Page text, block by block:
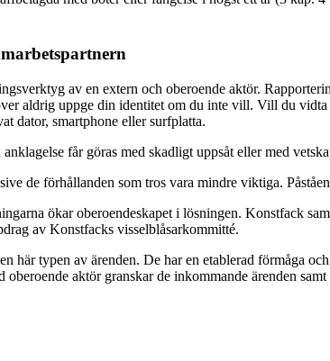
av en extern och oberoende aktör.
aldrig uppge din identitet om du inte vill. Vill du
dator, smartphone eller surfplatta.
får göras med skadligt uppsåt eller med
de förhållanden som tros vara mindre viktiga.
ökar oberoendeskapet i lösningen. Konstfack
av Konstfacks visselblåsarkommitté.
här typen av ärenden. De har en etablerad förmåga
oberoende aktör granskar de inkommande ärenden